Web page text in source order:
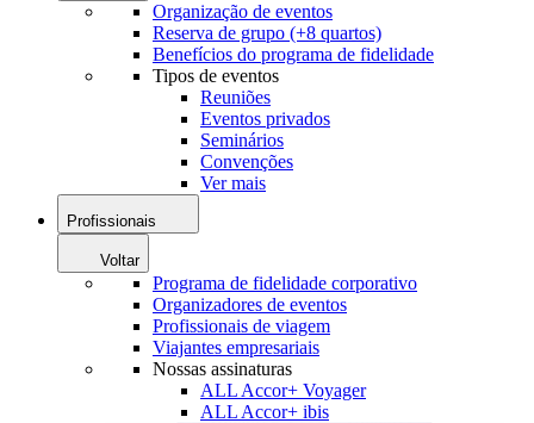
Organização de eventos
Reserva de grupo (+8 quartos)
Benefícios do programa de fidelidade
Tipos de eventos
Reuniões
Eventos privados
Seminários
Convenções
Ver mais
Profissionais
Voltar
Programa de fidelidade corporativo
Organizadores de eventos
Profissionais de viagem
Viajantes empresariais
Nossas assinaturas
ALL Accor+ Voyager
ALL Accor+ ibis